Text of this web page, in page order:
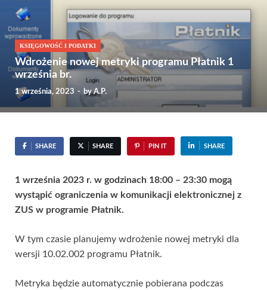
KSIĘGOWOŚĆ I PODATKI
Wdrożenie nowej metryki programu Płatnik 1
września br.
1 września, 2023 - by A.P.
SHARE SHARE PIN IT SHARE
1 września 2023 r. w godzinach 18:00 – 23:30 mogą
wystąpić ograniczenia w komunikacji elektronicznej z
ZUS w programie Płatnik.
W tym czasie planujemy wdrożenie nowej metryki dla
wersji 10.02.002 programu Płatnik.
Metryka będzie automatycznie pobierana podczas